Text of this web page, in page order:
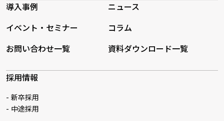
導入事例
ニュース
イベント・セミナー
コラム
お問い合わせ一覧
資料ダウンロード一覧
採用情報
新卒採用
中途採用